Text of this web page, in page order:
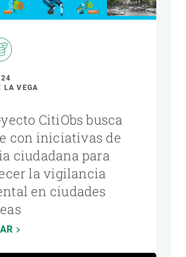
LA VEGA
CitiObs busca
con iniciativas de
ciudadana para
la vigilancia
en ciudades